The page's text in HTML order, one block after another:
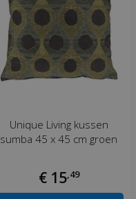
Unique Living kussen
sumba 45 x 45 cm groen
€ 15 49